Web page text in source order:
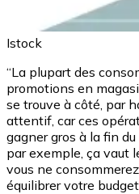
Istock
“La plupart des
promotions en
se trouve à côté, par
attentif, car ces
gagner gros à la fin
par exemple, ça vaut
vous ne
équilibrer votre